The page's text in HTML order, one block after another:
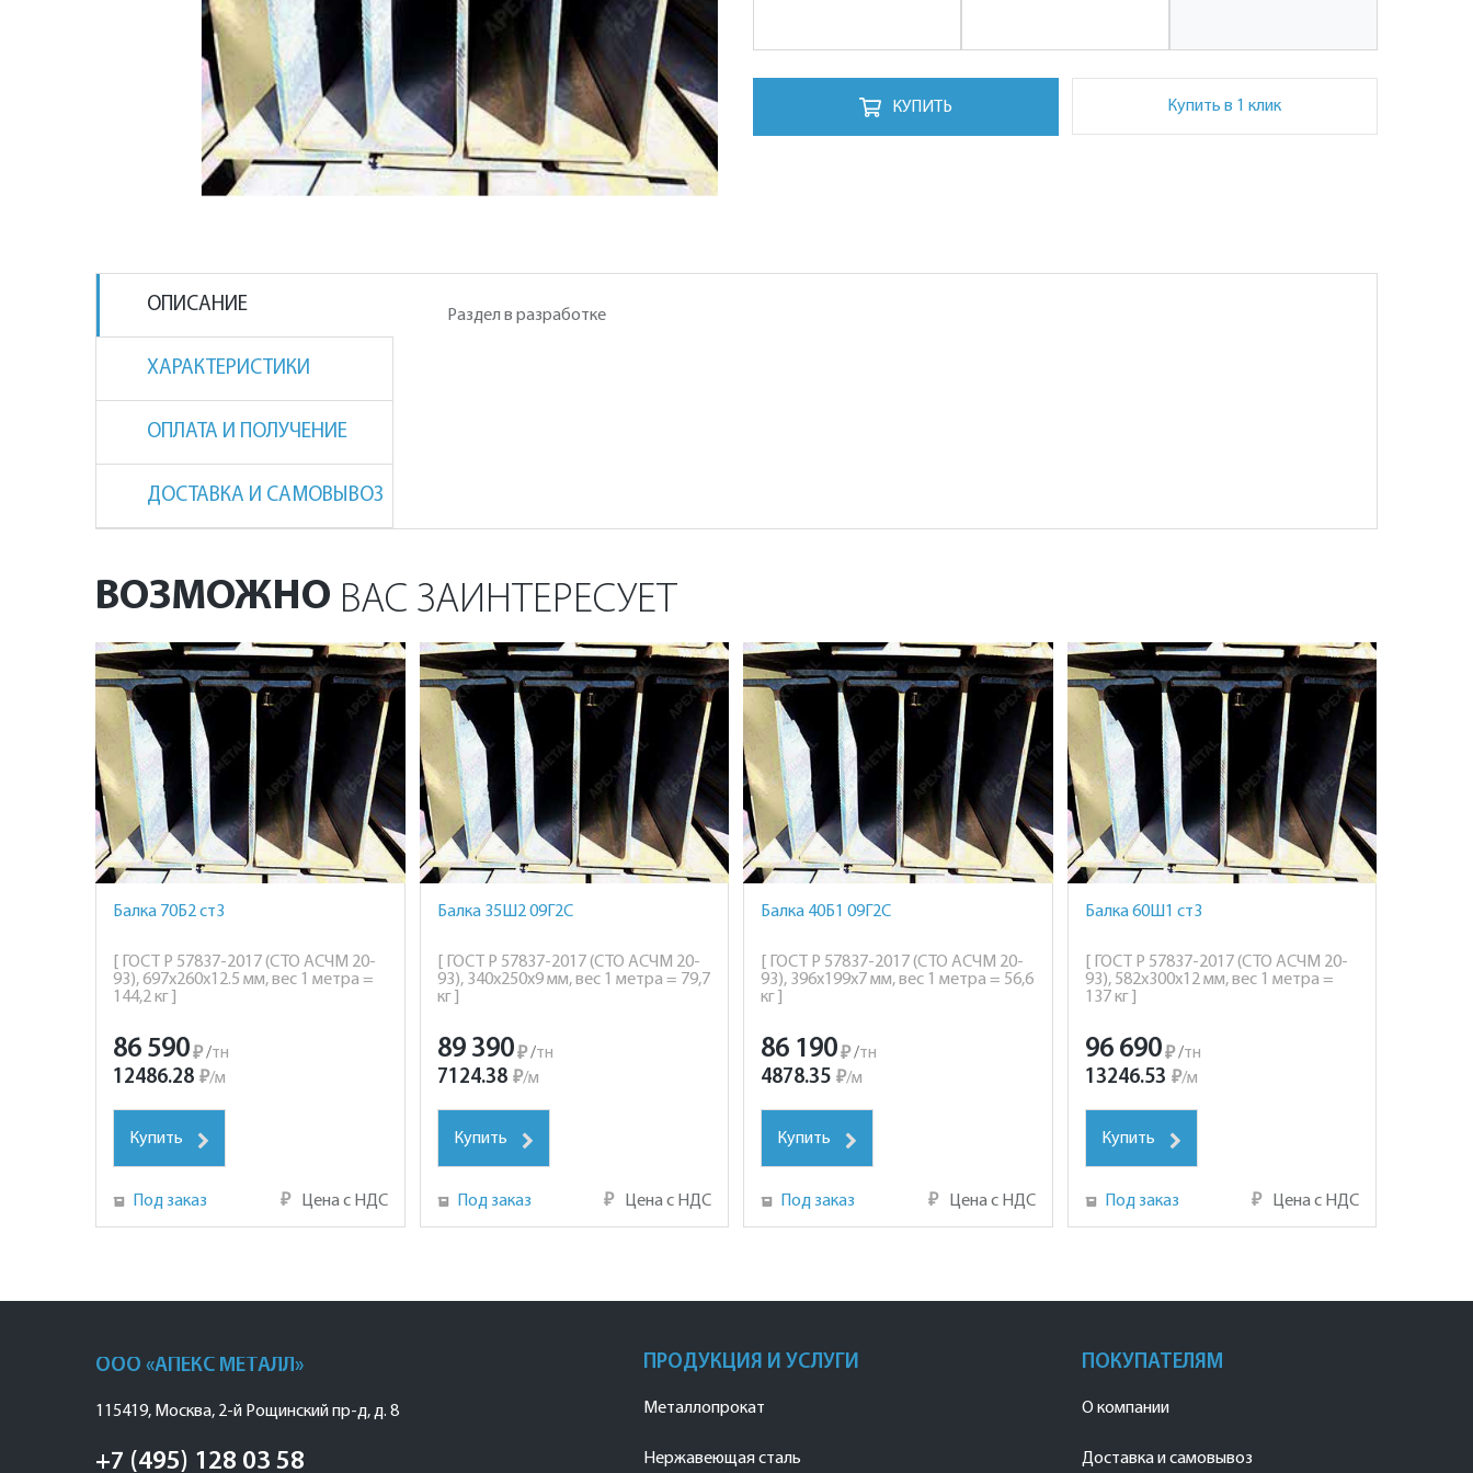
КУПИТЬ Купить в 1 клик
ОПИСАНИЕ
ХАРАКТЕРИСТИКИ
ОПЛАТА И ПОЛУЧЕНИЕ
ДОСТАВКА И САМОВЫВОЗ
Раздел в разработке
ВОЗМОЖНО ВАС ЗАИНТЕРЕСУЕТ
Балка 70Б2 ст3
[ ГОСТ Р 57837-2017 (СТО АСЧМ 20-
93), 697х260х12.5 мм, вес 1 метра =
144,2 кг ]
86 590₽ /тн
12486.28 ₽/м
Купить
Под заказ ₽ Цена с НДС
Балка 35Ш2 09Г2С
[ ГОСТ Р 57837-2017 (СТО АСЧМ 20-
93), 340х250х9 мм, вес 1 метра = 79,7
кг ]
89 390 ₽ /тн
7124.38 ₽/м
Купить
Под заказ ₽ Цена с НДС
Балка 40Б1 09Г2С
[ ГОСТ Р 57837-2017 (СТО АСЧМ 20-
93), 396х199х7 мм, вес 1 метра = 56,6
кг ]
86 190₽ /тн
4878.35 ₽/м
Купить
Под заказ ₽ Цена с НДС
Балка 60Ш1 ст3
[ ГОСТ Р 57837-2017 (СТО АСЧМ 20-
93), 582х300х12 мм, вес 1 метра =
137 кг ]
96 690 ₽ /тн
13246.53 ₽/м
Купить
Под заказ ₽ Цена с НДС
ООО «АПЕКС МЕТАЛЛ»
115419, Москва, 2-й Рощинский пр-д, д. 8
+7 (495) 128 03 58
ПРОДУКЦИЯ И УСЛУГИ
Металлопрокат
Нержавеющая сталь
ПОКУПАТЕЛЯМ
О компании
Доставка и самовывоз